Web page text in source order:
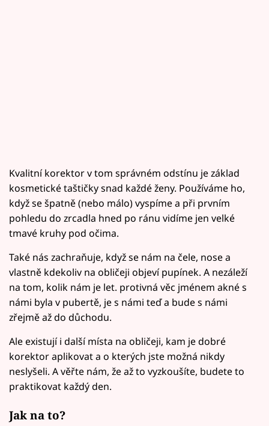
Kvalitní korektor v tom správném odstínu je základ
kosmetické taštičky snad každé ženy. Používáme ho,
když se špatně (nebo málo) vyspíme a při prvním
pohledu do zrcadla hned po ránu vidíme jen velké
tmavé kruhy pod očima.
Také nás zachraňuje, když se nám na čele, nose a
vlastně kdekoliv na obličeji objeví pupínek. A nezáleží
na tom, kolik nám je let. protivná věc jménem akné s
námi byla v pubertě, je s námi teď a bude s námi
zřejmě až do důchodu.
Ale existují i další místa na obličeji, kam je dobré
korektor aplikovat a o kterých jste možná nikdy
neslyšeli. A věřte nám, že až to vyzkoušíte, budete to
praktikovat každý den.
Jak na to?